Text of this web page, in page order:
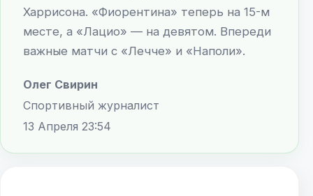
Харрисона. «Фиорентина» теперь на 15-м
месте, а «Лацио» — на девятом. Впереди
важные матчи с «Лечче» и «Наполи».
Олег Свирин
Спортивный журналист
13 Апреля 23:54